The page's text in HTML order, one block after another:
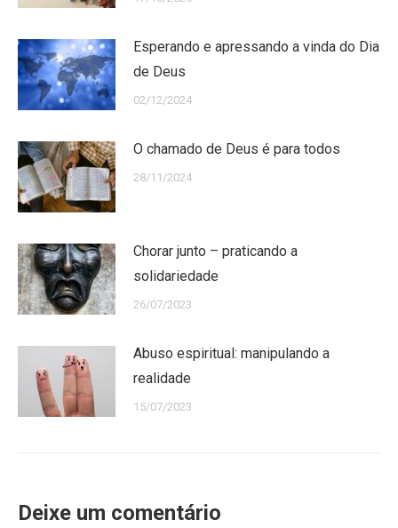
Esperando e apressando a vinda do Dia
de Deus
02/12/2024
O chamado de Deus é para todos
28/11/2024
Chorar junto – praticando a
solidariedade
26/07/2023
Abuso espiritual: manipulando a
realidade
15/07/2023
Deixe um comentário